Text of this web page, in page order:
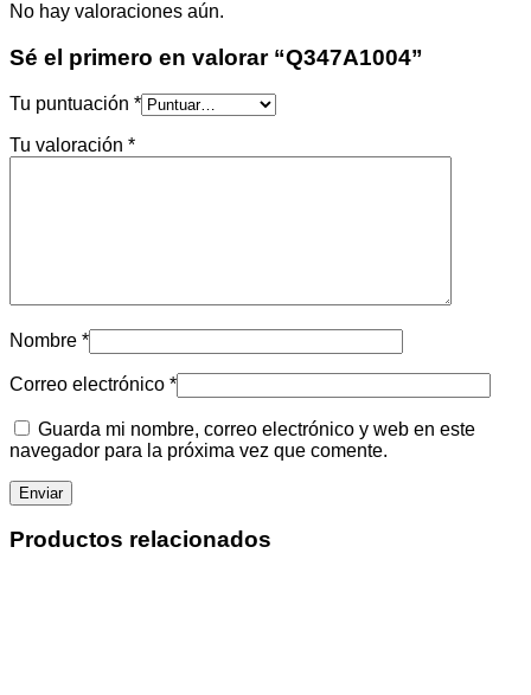
No hay valoraciones aún.
Sé el primero en valorar “Q347A1004”
Tu puntuación *
Tu valoración *
Nombre *
Correo electrónico *
Guarda mi nombre, correo electrónico y web en este
navegador para la próxima vez que comente.
Productos relacionados